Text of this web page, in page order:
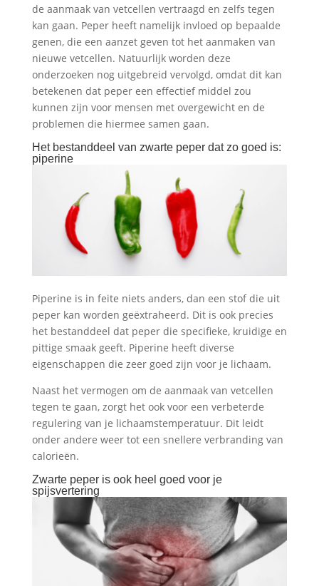
de aanmaak van vetcellen vertraagd en zelfs tegen
kan gaan. Peper heeft namelijk invloed op bepaalde
genen, die een aanzet geven tot het aanmaken van
nieuwe vetcellen. Natuurlijk worden deze
onderzoeken nog uitgebreid vervolgd, omdat dit kan
betekenen dat peper een effectief middel zou
kunnen zijn voor mensen met overgewicht en de
problemen die hiermee samen gaan.
Het bestanddeel van zwarte peper dat zo goed is:
piperine
Piperine is in feite niets anders, dan een stof die uit
peper kan worden geëxtraheerd. Dit is ook precies
het bestanddeel dat peper die specifieke, kruidige en
pittige smaak geeft. Piperine heeft diverse
eigenschappen die zeer goed zijn voor je lichaam.
Naast het vermogen om de aanmaak van vetcellen
tegen te gaan, zorgt het ook voor een verbeterde
regulering van je lichaamstemperatuur. Dit leidt
onder andere weer tot een snellere verbranding van
calorieën.
Zwarte peper is ook heel goed voor je
spijsvertering